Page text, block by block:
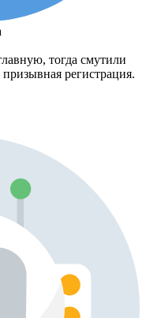
тогда смутили
регистрация.